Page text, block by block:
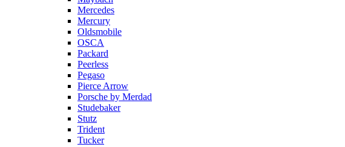
Mercedes
Mercury
Oldsmobile
OSCA
Packard
Peerless
Pegaso
Pierce Arrow
Porsche by Merdad
Studebaker
Stutz
Trident
Tucker